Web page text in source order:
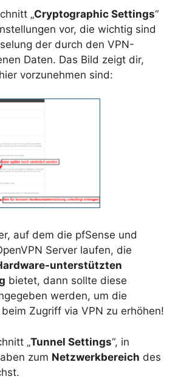
„Cryptographic Settings“
vor, die wichtig sind
der durch den VPN-
Daten. Das Bild zeigt dir,
vorzunehmen sind:
auf dem die pfSense und
Server laufen, die
unterstützten
bietet, dann sollte diese
werden, um die
Zugriff via VPN zu erhöhen!
„Tunnel Settings“, in
zum Netzwerkbereich des